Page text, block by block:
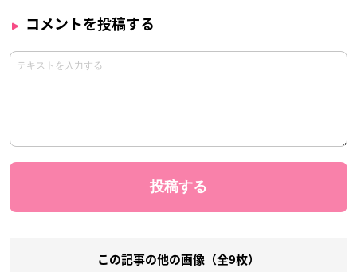
コメントを投稿する
この記事の他の画像（全9枚）